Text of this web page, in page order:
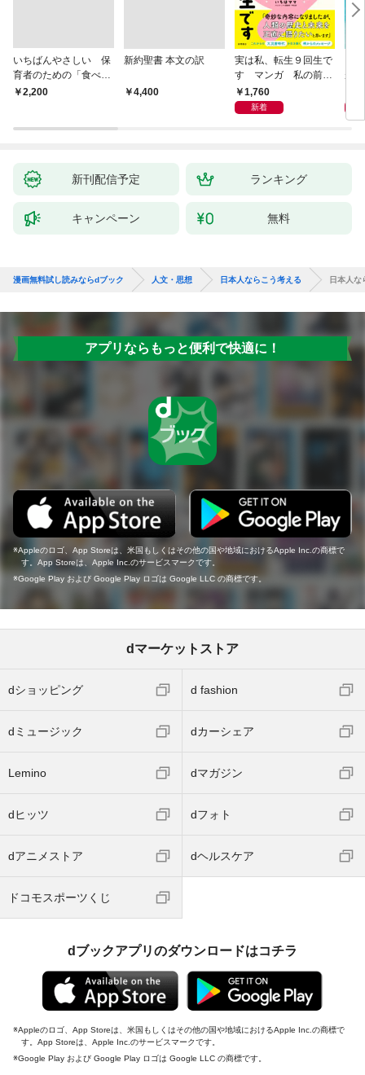
いちばんやさしい 保
育者のための「食べな
い子」サポートＢＯＯ
￥2,200
新約聖書 本文の訳
￥4,400
実は私、転生９回生で
す マンガ 私の前世
物語1,760
新着
が
新刊配信予定 ランキング
キャンペーン 無料
漫画無料試し読みならdブック 人文・思想 日本人ならこう考える 日本人な
アプリならもっと便利で快適に！
Appleのロゴ、App Storeは、米国もしくはその他の国や地域におけるApple Inc.の商標で
す。App Storeは、Apple Inc.のサービスマークです。
Google Play および Google Play ロゴは Google LLC の商標です。
dマーケットストア
dショッピング d fashion
dミュージック dカーシェア
Lemino dマガジン
dヒッツ dフォト
dアニメストア dヘルスケア
ドコモスポーツくじ
dブックアプリのダウンロードはコチラ
Appleのロゴ、App Storeは、米国もしくはその他の国や地域におけるApple Inc.の商標で
す。App Storeは、Apple Inc.のサービスマークです。
Google Play および Google Play ロゴは Google LLC の商標です。